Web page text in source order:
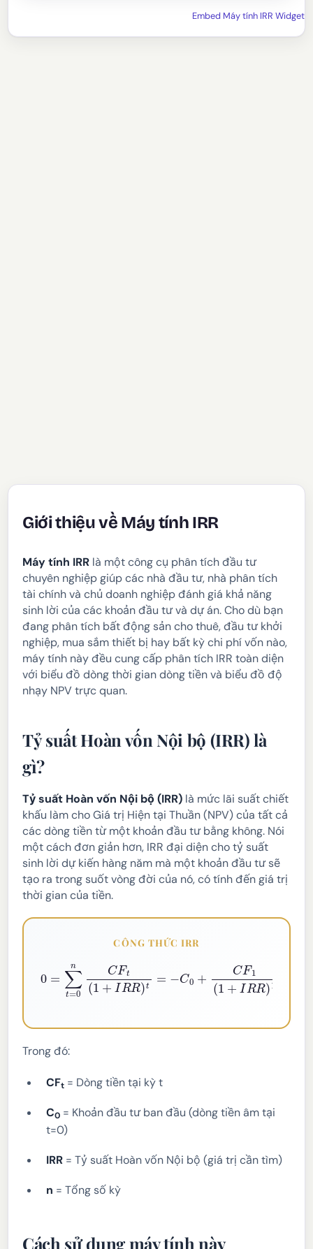
Embed Máy tính IRR Widget
Giới thiệu về Máy tính IRR
Máy tính IRR là một công cụ phân tích đầu tư
chuyên nghiệp giúp các nhà đầu tư, nhà phân tích
tài chính và chủ doanh nghiệp đánh giá khả năng
sinh lời của các khoản đầu tư và dự án. Cho dù bạn
đang phân tích bất động sản cho thuê, đầu tư khởi
nghiệp, mua sắm thiết bị hay bất kỳ chi phí vốn nào,
máy tính này đều cung cấp phân tích IRR toàn diện
với biểu đồ dòng thời gian dòng tiền và biểu đồ độ
nhạy NPV trực quan.
Tỷ suất Hoàn vốn Nội bộ (IRR) là
gì?
Tỷ suất Hoàn vốn Nội bộ (IRR) là mức lãi suất chiết
khấu làm cho Giá trị Hiện tại Thuần (NPV) của tất cả
các dòng tiền từ một khoản đầu tư bằng không. Nói
một cách đơn giản hơn, IRR đại diện cho tỷ suất
sinh lời dự kiến hàng năm mà một khoản đầu tư sẽ
tạo ra trong suốt vòng đời của nó, có tính đến giá trị
thời gian của tiền.
CÔNG THỨC IRR
= t(1+ IRR)
Trong đó:
CFt = Dòng tiền tại kỳ t
C0 = Khoản đầu tư ban đầu (dòng tiền âm tại
t=0)
IRR = Tỷ suất Hoàn vốn Nội bộ (giá trị cần tìm)
n = Tổng số kỳ
Cách sử dụng máy tính này